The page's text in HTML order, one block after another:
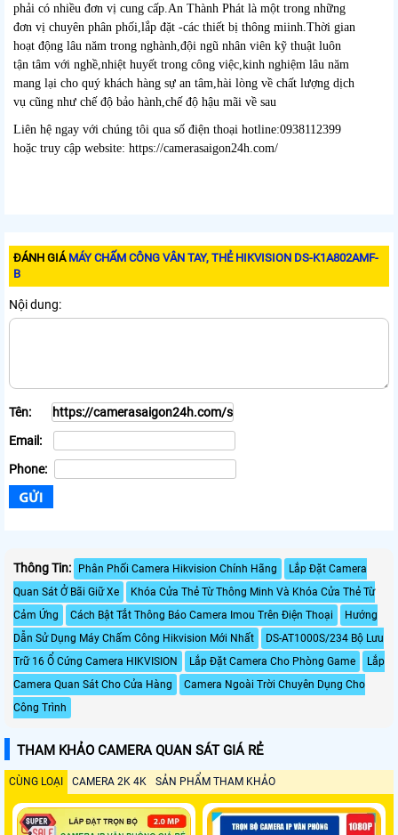
phải có nhiều đơn vị cung cấp.An Thành Phát là một trong những
đơn vị chuyên phân phối,lắp đặt -các thiết bị thông miinh.Thời gian
hoạt động lâu năm trong nghành,đội ngũ nhân viên kỹ thuật luôn
tận tâm với nghề,nhiệt huyết trong công việc,kinh nghiệm lâu năm
mang lại cho quý khách hàng sự an tâm,hài lòng về chất lượng dịch
vụ cũng như chế độ bảo hành,chế độ hậu mãi về sau
Liên hệ ngay với chúng tôi qua số điện thoại hotline:0938112399
hoặc truy cập website: https://camerasaigon24h.com/
ĐÁNH GIÁ MÁY CHẤM CÔNG VÂN TAY, THẺ HIKVISION DS-K1A802AMF-
B
Nội dung:
Tên:
Email:
Phone:
Thông Tin: Phân Phối Camera Hikvision Chính Hãng
Lắp Đặt Camera
Quan Sát Ở Bãi Giữ Xe
Khóa Cửa Thẻ Từ Thông Minh Và Khóa Cửa Thẻ Từ
Cảm Ứng
Cách Bật Tắt Thông Báo Camera Imou Trên Điện Thoại
Hướng
Dẫn Sử Dụng Máy Chấm Công Hikvision Mới Nhất
DS-AT1000S/234 Bộ Lưu
Trữ 16 Ổ Cứng Camera HIKVISION
Lắp Đặt Camera Cho Phòng Game
Lắp
Camera Quan Sát Cho Cửa Hàng
Camera Ngoài Trời Chuyên Dụng Cho
Công Trình
THAM KHẢO CAMERA QUAN SÁT GIÁ RẺ
CÙNG LOẠI CAMERA 2K 4K SẢN PHẨM THAM KHẢO